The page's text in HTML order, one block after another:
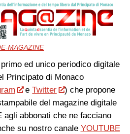
MAGAZINE
ed unico periodico digitale
Principato di Monaco
eTwitter
) che propone
del magazine digitale
agli abbonati che ne facciano
su nostro canale YOUTUBE